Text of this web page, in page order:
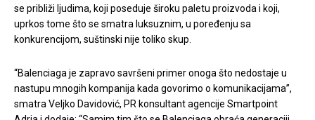
se približi ljudima, koji poseduje široku paletu proizvoda i koji,
uprkos tome što se smatra luksuznim, u poređenju sa
konkurencijom, suštinski nije toliko skup.
“Balenciaga je zapravo savršeni primer onoga što nedostaje u
nastupu mnogih kompanija kada govorimo o komunikacijama”,
smatra Veljko Davidović, PR konsultant agencije Smartpoint